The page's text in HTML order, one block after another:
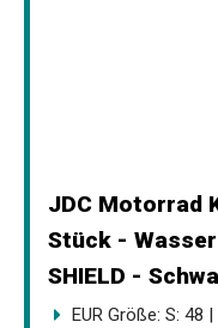
JDC Motorrad
Stück -
SHIELD -
EUR Größe: S: 48